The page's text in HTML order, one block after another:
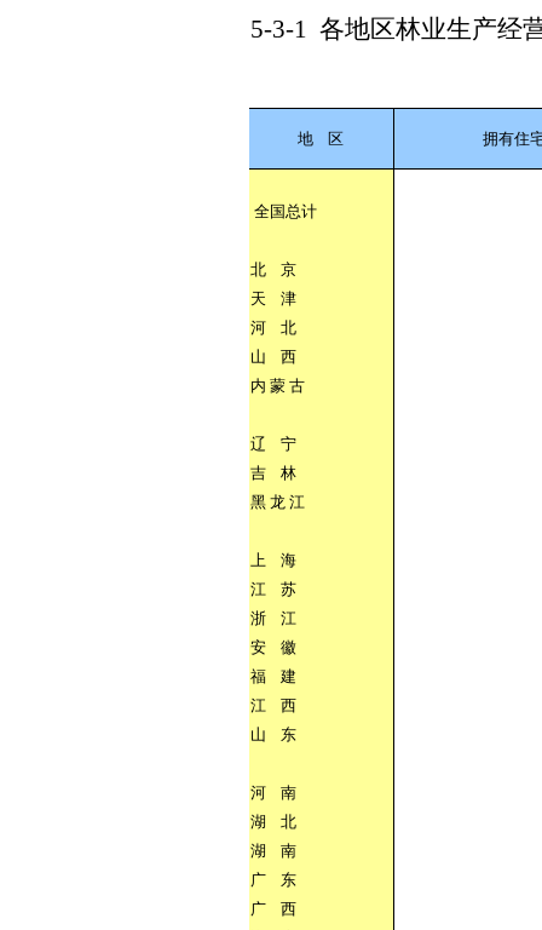
5-3-1 各地区林业生产经
地 区 拥有住
全国总计
北
京
天
津
河
北
山
西
内 蒙 古
辽
宁
吉
林
黑 龙 江
上
海
江
苏
浙
江
安
徽
福
建
江
西
山
东
河
南
湖
北
湖
南
广
东
广
西